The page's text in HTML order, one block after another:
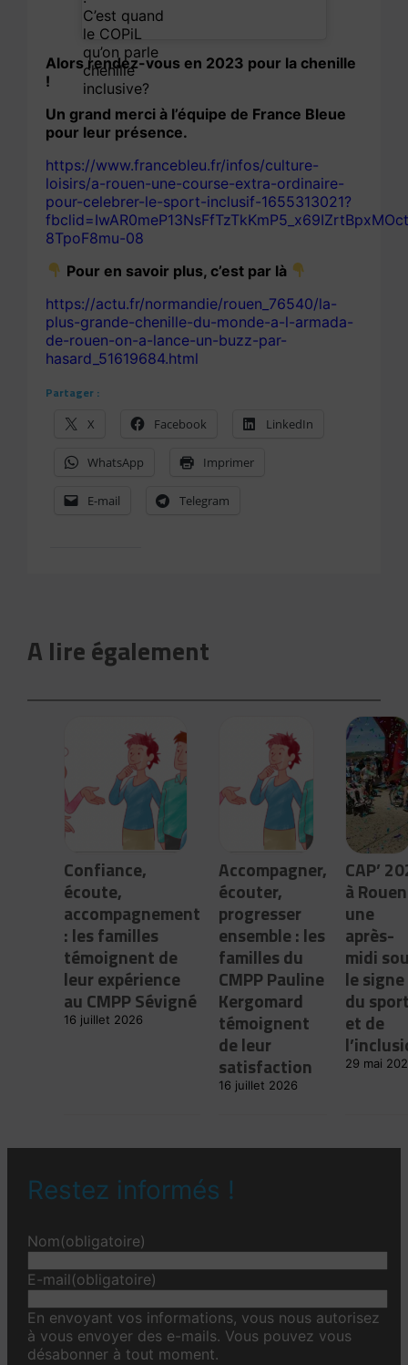
C’est quand
le COPiL
qu’on parle
chenille
inclusive?
Alors rendez-vous en 2023 pour la chenille
!
Un grand merci à l’équipe de France Bleue
pour leur présence.
https://www.francebleu.fr/infos/culture-
loisirs/a-rouen-une-course-extra-ordinaire-
pour-celebrer-le-sport-inclusif-1655313021?
8TpoF8mu-08
Pour en savoir plus, c’est par là
https://actu.fr/normandie/rouen_76540/la-
plus-grande-chenille-du-monde-a-l-armada-
de-rouen-on-a-lance-un-buzz-par-
hasard_51619684.html
Partager :
X Facebook LinkedIn
WhatsApp Imprimer
E-mail Telegram
A lire également
Confiance,
écoute,
accompagnement
: les familles
témoignent de
leur expérience
au CMPP Sévigné
16 juillet 2026
Accompagner,
écouter,
progresser
ensemble : les
familles du
CMPP Pauline
Kergomard
témoignent
de leur
satisfaction
16 juillet 2026
CAP’
à
une
après-
midi
le signe
du
et de
29 mai
Restez informés !
Nom(obligatoire)
E-mail(obligatoire)
En envoyant vos informations, vous nous autorisez
à vous envoyer des e-mails. Vous pouvez vous
désabonner à tout moment.